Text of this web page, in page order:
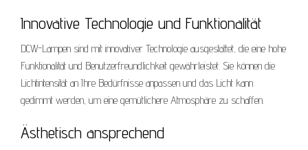
Innovative Technologie und Funktionalität
DCW-Lampen sind mit innovativer Technologie ausgestattet, die eine hohe
Funktionalität und Benutzerfreundlichkeit gewährleistet. Sie können die
Lichtintensität an Ihre Bedürfnisse anpassen und das Licht kann
gedimmt werden, um eine gemütlichere Atmosphäre zu schaffen.
Ästhetisch ansprechend